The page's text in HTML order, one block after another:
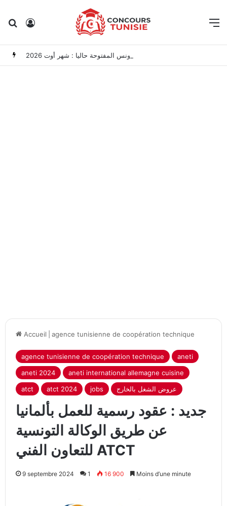
Rechercher
Accueil agence tunisienne de coopération technique
agence tunisienne de coopération technique
aneti
aneti 2024
aneti international allemagne cuisine
atct
atct 2024 jobs عروض الشغل بالخارج
جديد : عقود رسمية للعمل بألمانيا
عن طريق الوكالة التونسية
للتعاون الفني ATCT
9 septembre 2024 1 16 900 Moins d’une minute